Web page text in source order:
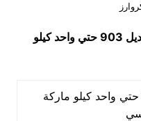
موديل 903 حتي واحد كيلو
موديل 903 حتي واحد كيلو ماركة